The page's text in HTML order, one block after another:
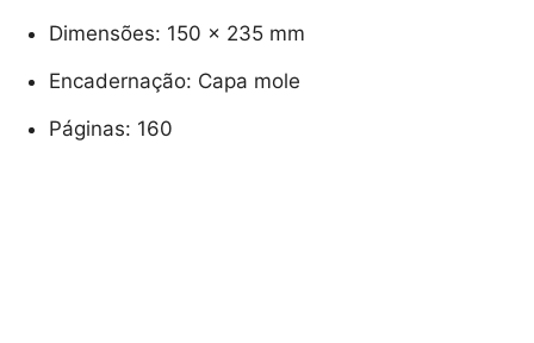
Dimensões: 150 x 235 mm
Encadernação: Capa mole
Páginas: 160